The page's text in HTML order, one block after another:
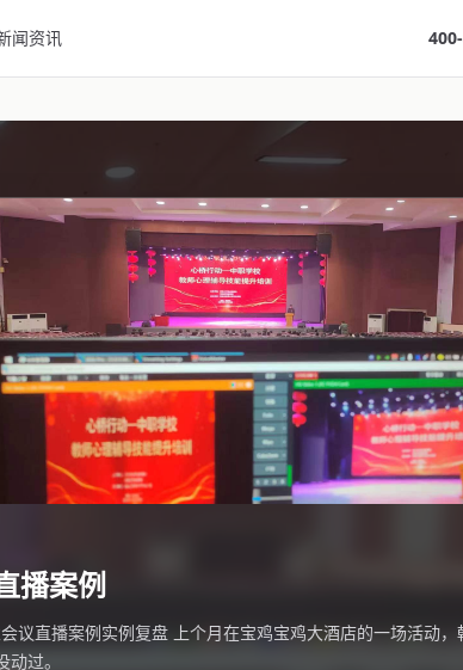
闻资讯
播案例
议直播案例实例复盘 上个月在宝鸡宝鸡大酒店的一场活动
过。